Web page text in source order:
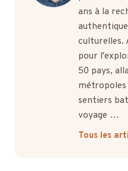
ans à la
culturelles.
pour
50 pays,
métropoles
sentiers
voyage …
Tous les